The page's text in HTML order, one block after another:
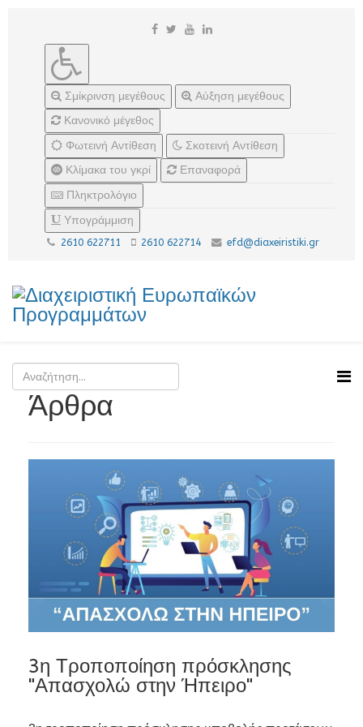
Σμίκρινση μεγέθους
Αύξηση μεγέθους
Κανονικό μέγεθος
Φωτεινή Αντίθεση
Σκοτεινή Αντίθεση
Κλίμακα του γκρί
Επαναφορά
Πληκτρολόγιο
Υπογράμμιση
2610 622711 2610 622714 efd@diaxeiristiki.gr
Άρθρα
3η Τροποποίηση πρόσκλησης
"Απασχολώ στην Ήπειρο"